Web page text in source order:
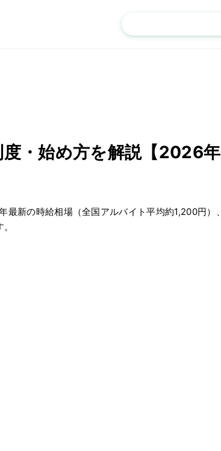
・始め方を解説【2026年
新の時給相場（全国アルバイト平均約1,200円）、